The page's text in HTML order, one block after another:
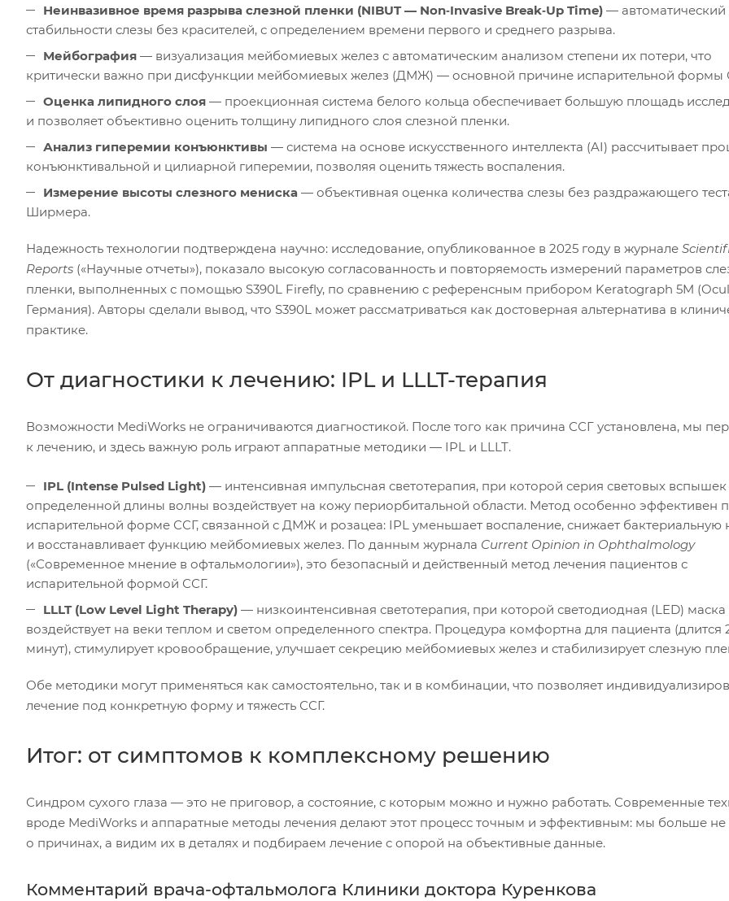
Неинвазивное время разрыва слезной пленки (NIBUT — Non‑Invasive Break‑Up Time) — автоматический
стабильности слезы без красителей, с определением времени первого и среднего разрыва.
Мейбография — визуализация мейбомиевых желез с автоматическим анализом степени их потери, что
критически важно при дисфункции мейбомиевых желез (ДМЖ) — основной причине испарительной формы
Оценка липидного слоя — проекционная система белого кольца обеспечивает большую площадь
и позволяет объективно оценить толщину липидного слоя слезной пленки.
Анализ гиперемии конъюнктивы — система на основе искусственного интеллекта (AI) рассчитывает
конъюнктивальной и цилиарной гиперемии, позволяя оценить тяжесть воспаления.
Измерение высоты слезного мениска — объективная оценка количества слезы без раздражающего
Ширмера.
Надежность технологии подтверждена научно: исследование, опубликованное в 2025 году в журнале
Reports («Научные отчеты»), показало высокую согласованность и повторяемость измерений параметров
пленки, выполненных с помощью S390L Firefly, по сравнению с референсным прибором Keratograph 5M
Германия). Авторы сделали вывод, что S390L может рассматриваться как достоверная альтернатива в
практике.
От диагностики к лечению: IPL и LLLT-терапия
Возможности MediWorks не ограничиваются диагностикой. После того как причина ССГ установлена, мы
к лечению, и здесь важную роль играют аппаратные методики — IPL и LLLT.
IPL (Intense Pulsed Light) — интенсивная импульсная светотерапия, при которой серия световых вспышек
определенной длины волны воздействует на кожу периорбитальной области. Метод особенно эффективен
испарительной форме ССГ, связанной с ДМЖ и розацеа: IPL уменьшает воспаление, снижает бактериальную
и восстанавливает функцию мейбомиевых желез. По данным журнала Current Opinion in Ophthalmology
(«Современное мнение в офтальмологии»), это безопасный и действенный метод лечения пациентов с
испарительной формой ССГ.
LLLT (Low Level Light Therapy) — низкоинтенсивная светотерапия, при которой светодиодная (LED) маска
воздействует на веки теплом и светом определенного спектра. Процедура комфортна для пациента (длится
минут), стимулирует кровообращение, улучшает секрецию мейбомиевых желез и стабилизирует слезную
Обе методики могут применяться как самостоятельно, так и в комбинации, что позволяет
лечение под конкретную форму и тяжесть ССГ.
Итог: от симптомов к комплексному решению
Синдром сухого глаза — это не приговор, а состояние, с которым можно и нужно работать. Современные
вроде MediWorks и аппаратные методы лечения делают этот процесс точным и эффективным: мы больше не
о причинах, а видим их в деталях и подбираем лечение с опорой на объективные данные.
Комментарий врача-офтальмолога Клиники доктора Куренкова